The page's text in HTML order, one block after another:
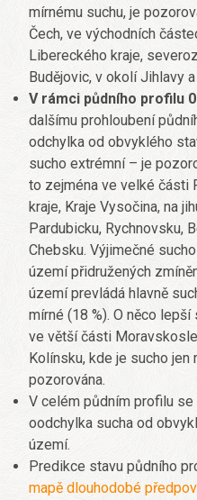
mírnému suchu, je
Čech, ve východních
Libereckého kraje,
Budějovic, v okolí Jihlavy
V rámci půdního profilu
dalšímu prohloubení
odchylka od obvyklého
sucho extrémní – je
to zejména ve velké části
kraje, Kraje Vysočina, na
Pardubicku, Rychnovsku,
Chebsku. Výjimečné
území přidružených
území prevládá hlavně
mírné (18 %). O něco
ve větší části
Kolínsku, kde je sucho jen
pozorována.
V celém půdním profilu
oodchylka sucha od
území.
Predikce stavu půdního
mapě dlouhodobé